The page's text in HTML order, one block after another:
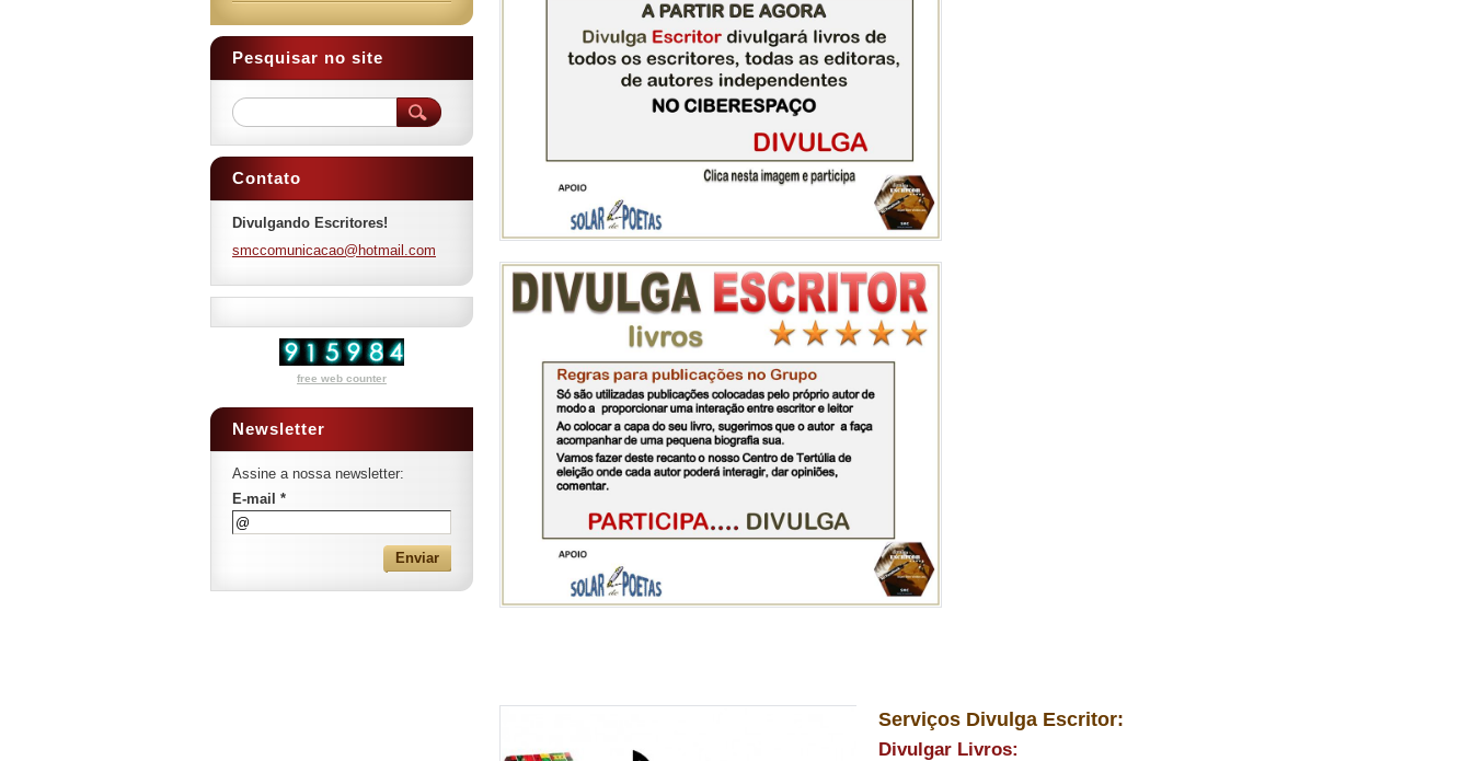
Serviços Divulga Escritor:
Divulgar Livros:
Pesquisar no site
Contato
Divulgando Escritores!
smccomunicacao@hotmail.com
free web counter
Newsletter
Assine a nossa newsletter:
E-mail *